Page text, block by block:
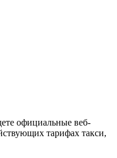
официальные веб-
тарифах такси,